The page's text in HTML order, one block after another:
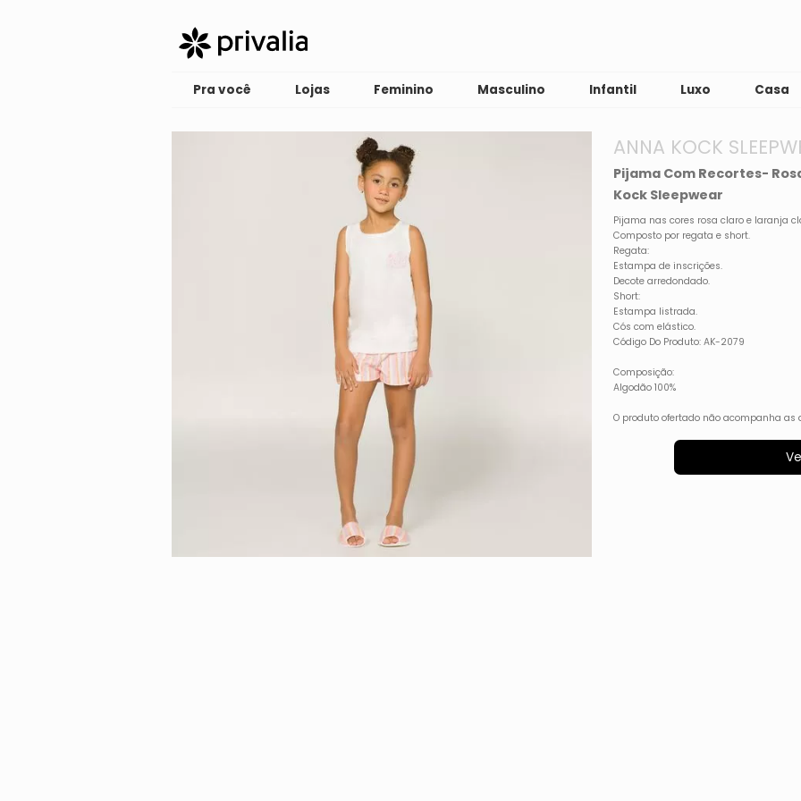
Pra você Lojas Feminino Masculino Infantil Luxo Casa
ANNA KOCK
Pijama Com Recortes-
Kock Sleepwear
Pijama nas cores rosa claro e laranja
Composto por regata e short.
Regata:
Estampa de inscrições.
Decote arredondado.
Short:
Estampa listrada.
Cós com elástico.
Código Do Produto: AK-2079
Composição:
Algodão 100%
O produto ofertado não acompanha as